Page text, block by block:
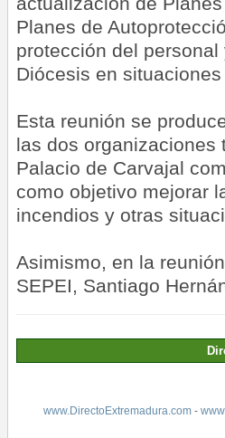
Planes de
protección del
Diócesis en situaciones
Esta reunión se
las dos organizaciones
Palacio de Carvajal
como objetivo mejorar
incendios y otras
Asimismo, en la
SEPEI, Santiago
www.DirectoExtremadura.com-